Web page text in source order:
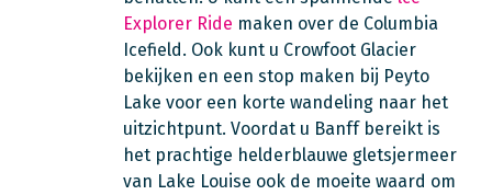
Explorer Ride maken over de Columbia
Icefield. Ook kunt u Crowfoot Glacier
bekijken en een stop maken bij Peyto
Lake voor een korte wandeling naar het
uitzichtpunt. Voordat u Banff bereikt is
het prachtige helderblauwe gletsjermeer
van Lake Louise ook de moeite waard om